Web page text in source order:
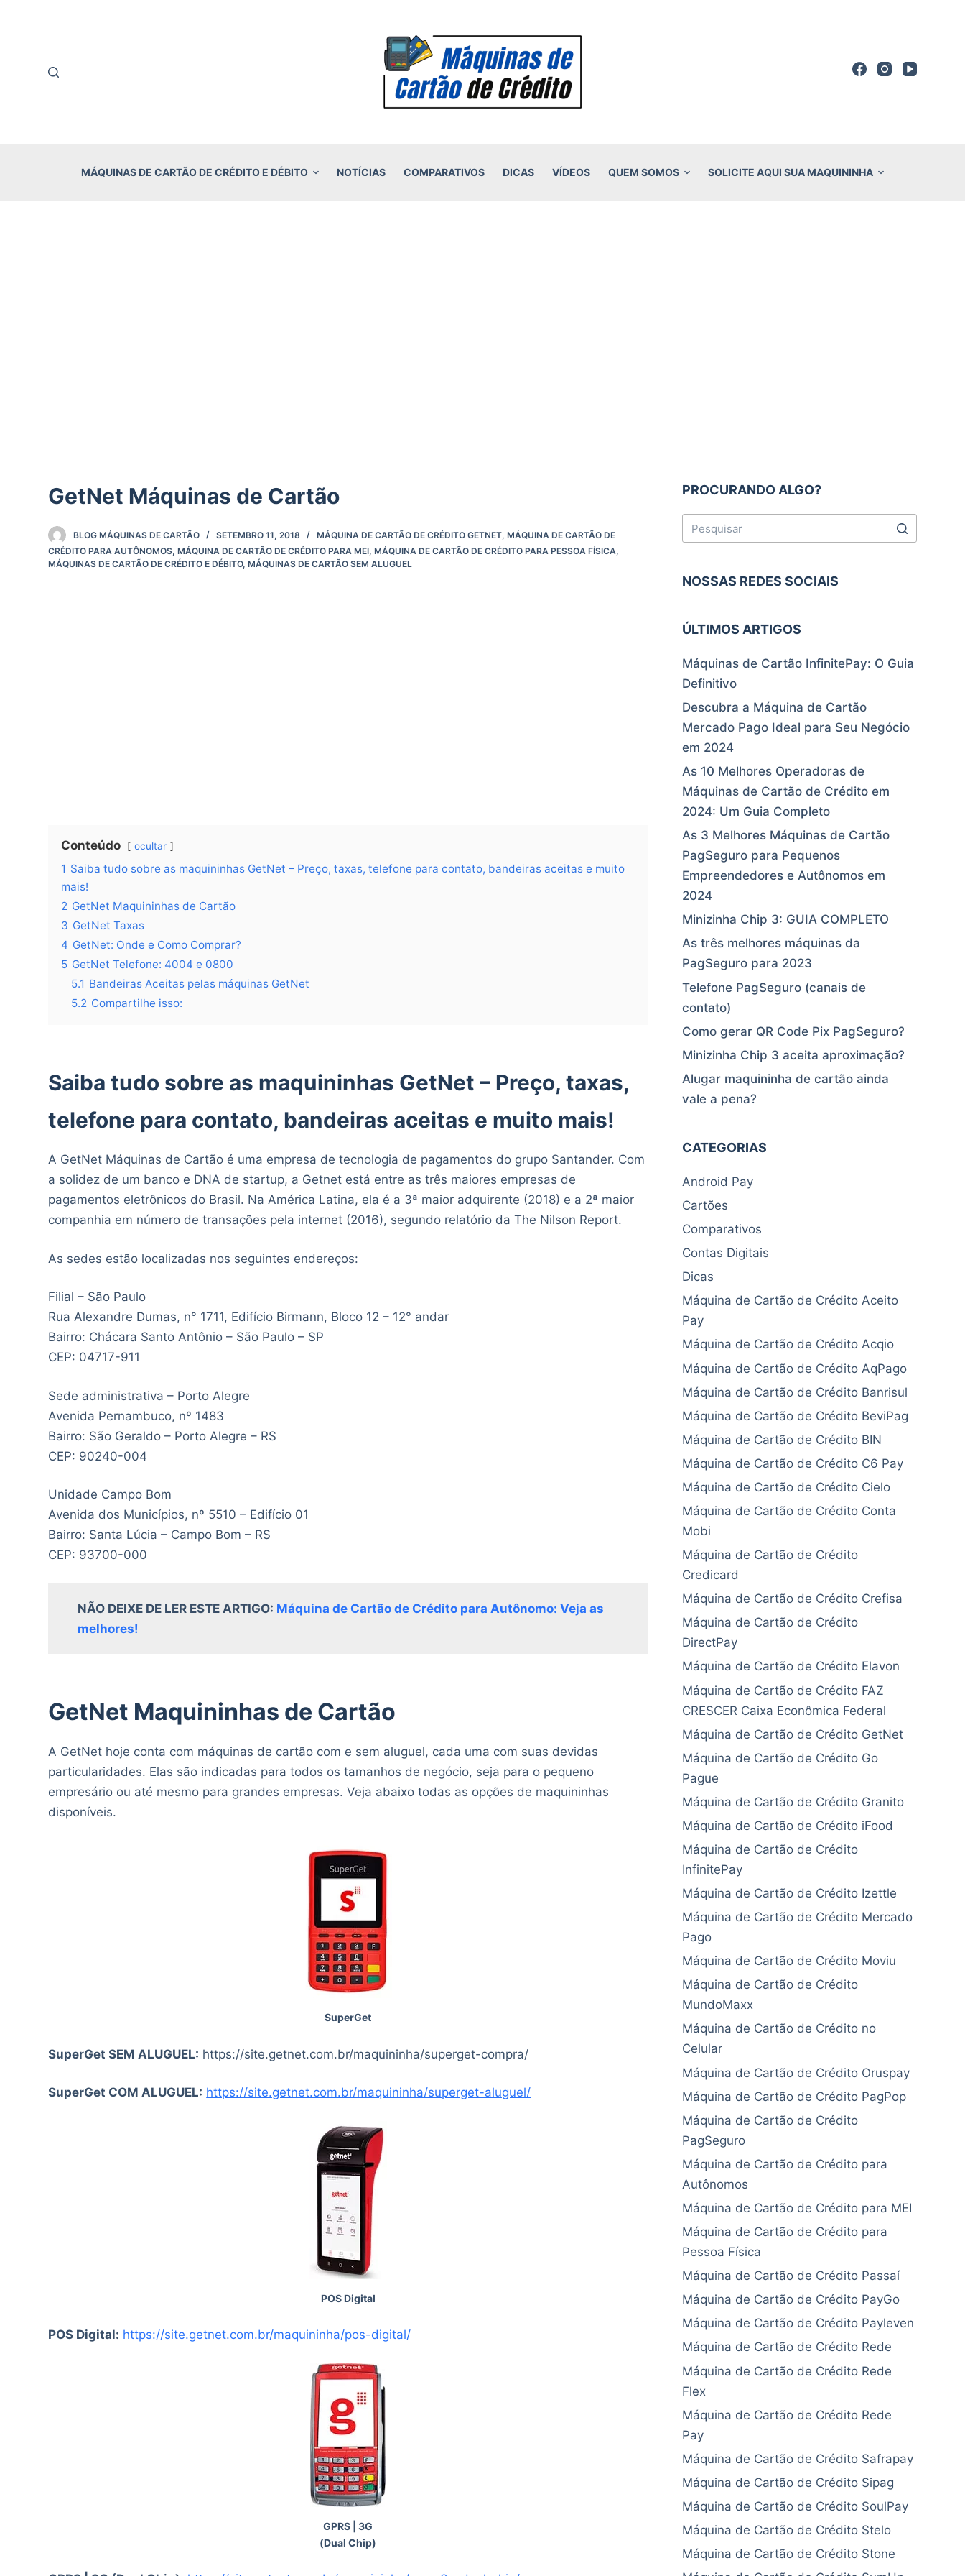
MÁQUINAS DE CARTÃO DE CRÉDITO E DÉBITO NOTÍCIAS COMPARATIVOS DICAS VÍDEOS QUEM SOMOS SOLICITE AQUI SUA MAQUININHA
GetNet Máquinas de Cartão
BLOG MÁQUINAS DE CARTÃO SETEMBRO 11, 2018 MÁQUINA DE CARTÃO DE CRÉDITO GETNET,MÁQUINA DE CARTÃO DE
CRÉDITO PARA AUTÔNOMOS,MÁQUINA DE CARTÃO DE CRÉDITO PARA MEI,MÁQUINA DE CARTÃO DE CRÉDITO PARA PESSOA FÍSICA,
MÁQUINAS DE CARTÃO DE CRÉDITO E DÉBITO,MÁQUINAS DE CARTÃO SEM ALUGUEL
Conteúdo ocultar
1 Saiba tudo sobre as maquininhas GetNet – Preço, taxas, telefone para contato, bandeiras aceitas e muito
mais!
2 GetNet Maquininhas de Cartão
3 GetNet Taxas
4 GetNet: Onde e Como Comprar?
5 GetNet Telefone: 4004 e 0800
5.1 Bandeiras Aceitas pelas máquinas GetNet
5.2 Compartilhe isso:
Saiba tudo sobre as maquininhas GetNet – Preço, taxas,
telefone para contato, bandeiras aceitas e muito mais!
A GetNet Máquinas de Cartão é uma empresa de tecnologia de pagamentos do grupo Santander. Com
a solidez de um banco e DNA de startup, a Getnet está entre as três maiores empresas de
pagamentos eletrônicos do Brasil. Na América Latina, ela é a 3ª maior adquirente (2018) e a 2ª maior
companhia em número de transações pela internet (2016), segundo relatório da The Nilson Report.
As sedes estão localizadas nos seguintes endereços:
Filial – São Paulo
Rua Alexandre Dumas, n° 1711, Edifício Birmann, Bloco 12 – 12° andar
Bairro: Chácara Santo Antônio – São Paulo – SP
CEP: 04717-911
Sede administrativa – Porto Alegre
Avenida Pernambuco, nº 1483
Bairro: São Geraldo – Porto Alegre – RS
CEP: 90240-004
Unidade Campo Bom
Avenida dos Municípios, nº 5510 – Edifício 01
Bairro: Santa Lúcia – Campo Bom – RS
CEP: 93700-000
NÃO DEIXE DE LER ESTE ARTIGO: Máquina de Cartão de Crédito para Autônomo: Veja as
melhores!
GetNet Maquininhas de Cartão
A GetNet hoje conta com máquinas de cartão com e sem aluguel, cada uma com suas devidas
particularidades. Elas são indicadas para todos os tamanhos de negócio, seja para o pequeno
empresário ou até mesmo para grandes empresas. Veja abaixo todas as opções de maquininhas
disponíveis.
SuperGet
SuperGet SEM ALUGUEL: https://site.getnet.com.br/maquininha/superget-compra/
SuperGet COM ALUGUEL: https://site.getnet.com.br/maquininha/superget-aluguel/
POS Digital
POS Digital: https://site.getnet.com.br/maquininha/pos-digital/
GPRS | 3G
(Dual Chip)
PROCURANDO ALGO?
NOSSAS REDES SOCIAIS
ÚLTIMOS ARTIGOS
Máquinas de Cartão InfinitePay: O Guia
Definitivo
Descubra a Máquina de Cartão
Mercado Pago Ideal para Seu Negócio
em 2024
As 10 Melhores Operadoras de
Máquinas de Cartão de Crédito em
2024: Um Guia Completo
As 3 Melhores Máquinas de Cartão
PagSeguro para Pequenos
Empreendedores e Autônomos em
2024
Minizinha Chip 3: GUIA COMPLETO
As três melhores máquinas da
PagSeguro para 2023
Telefone PagSeguro (canais de
contato)
Como gerar QR Code Pix PagSeguro?
Minizinha Chip 3 aceita aproximação?
Alugar maquininha de cartão ainda
vale a pena?
CATEGORIAS
Android Pay
Cartões
Comparativos
Contas Digitais
Dicas
Máquina de Cartão de Crédito Aceito
Pay
Máquina de Cartão de Crédito Acqio
Máquina de Cartão de Crédito AqPago
Máquina de Cartão de Crédito Banrisul
Máquina de Cartão de Crédito BeviPag
Máquina de Cartão de Crédito BIN
Máquina de Cartão de Crédito C6 Pay
Máquina de Cartão de Crédito Cielo
Máquina de Cartão de Crédito Conta
Mobi
Máquina de Cartão de Crédito
Credicard
Máquina de Cartão de Crédito Crefisa
Máquina de Cartão de Crédito
DirectPay
Máquina de Cartão de Crédito Elavon
Máquina de Cartão de Crédito FAZ
CRESCER Caixa Econômica Federal
Máquina de Cartão de Crédito GetNet
Máquina de Cartão de Crédito Go
Pague
Máquina de Cartão de Crédito Granito
Máquina de Cartão de Crédito iFood
Máquina de Cartão de Crédito
InfinitePay
Máquina de Cartão de Crédito Izettle
Máquina de Cartão de Crédito Mercado
Pago
Máquina de Cartão de Crédito Moviu
Máquina de Cartão de Crédito
MundoMaxx
Máquina de Cartão de Crédito no
Celular
Máquina de Cartão de Crédito Oruspay
Máquina de Cartão de Crédito PagPop
Máquina de Cartão de Crédito
PagSeguro
Máquina de Cartão de Crédito para
Autônomos
Máquina de Cartão de Crédito para MEI
Máquina de Cartão de Crédito para
Pessoa Física
Máquina de Cartão de Crédito Passaí
Máquina de Cartão de Crédito PayGo
Máquina de Cartão de Crédito Payleven
Máquina de Cartão de Crédito Rede
Máquina de Cartão de Crédito Rede
Flex
Máquina de Cartão de Crédito Rede
Pay
Máquina de Cartão de Crédito Safrapay
Máquina de Cartão de Crédito Sipag
Máquina de Cartão de Crédito SoulPay
Máquina de Cartão de Crédito Stelo
Máquina de Cartão de Crédito Stone